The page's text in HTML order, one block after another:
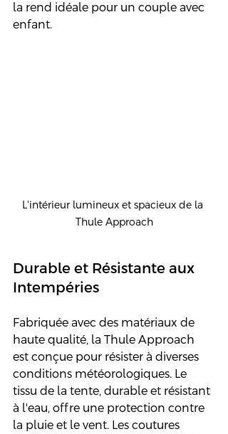
la rend idéale pour un couple avec
enfant.
L'intérieur lumineux et spacieux de la
Thule Approach
Durable et Résistante aux
Intempéries
Fabriquée avec des matériaux de
haute qualité, la Thule Approach
est conçue pour résister à diverses
conditions météorologiques. Le
tissu de la tente, durable et résistant
à l'eau, offre une protection contre
la pluie et le vent. Les coutures